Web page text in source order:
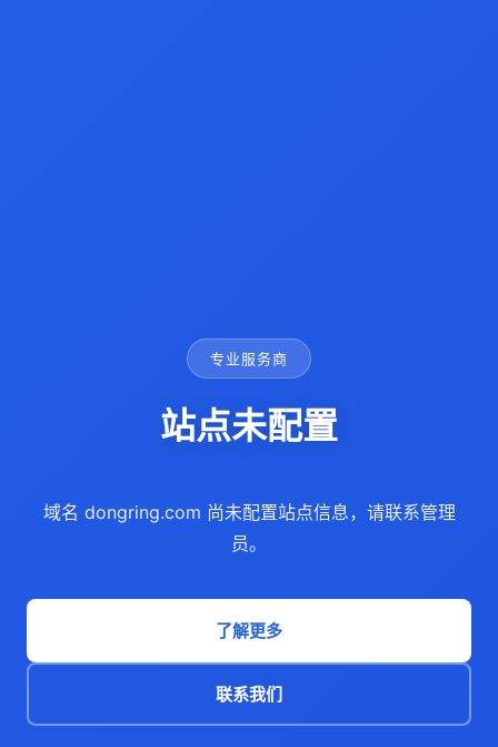
专业服务商
站点未配置
域名 dongring.com 尚未配置站点信息，请联系管理
员。
了解更多
联系我们